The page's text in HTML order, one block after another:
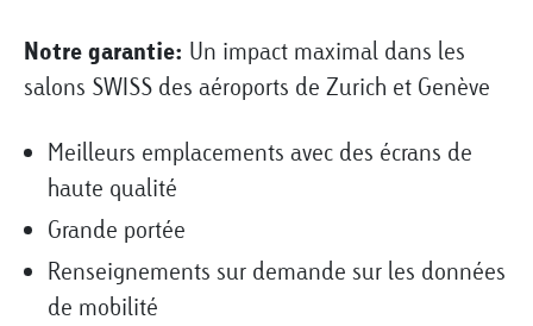
Notre garantie: Un impact maximal dans les
salons SWISS des aéroports de Zurich et Genève
Meilleurs emplacements avec des écrans de
haute qualité
Grande portée
Renseignements sur demande sur les données
de mobilité